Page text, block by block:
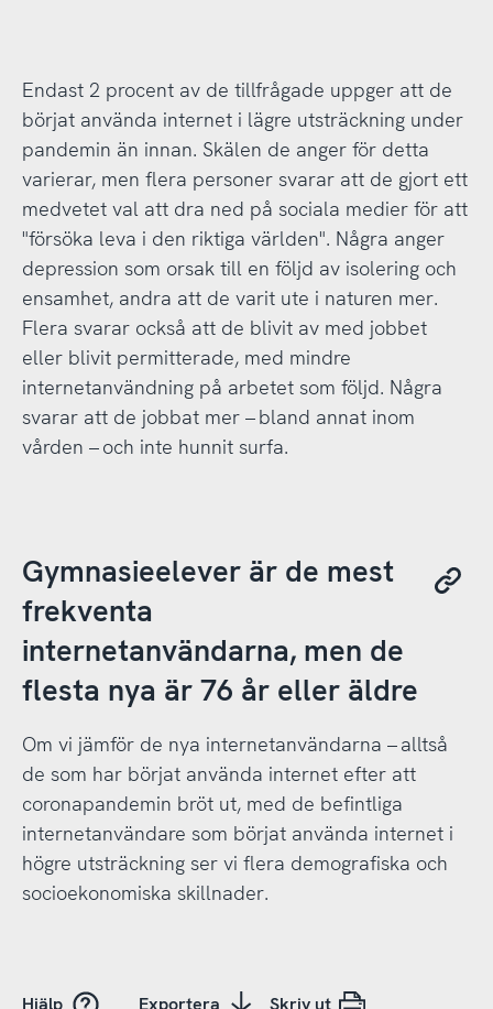
Endast 2 procent av de tillfrågade uppger att de
börjat använda internet i lägre utsträckning under
pandemin än innan. Skälen de anger för detta
varierar, men flera personer svarar att de gjort ett
medvetet val att dra ned på sociala medier för att
"försöka leva i den riktiga världen". Några anger
depression som orsak till en följd av isolering och
ensamhet, andra att de varit ute i naturen mer.
Flera svarar också att de blivit av med jobbet
eller blivit permitterade, med mindre
internetanvändning på arbetet som följd. Några
svarar att de jobbat mer – bland annat inom
vården – och inte hunnit surfa.
Gymnasieelever är de mest
frekventa
internetanvändarna, men de
flesta nya är 76 år eller äldre
Om vi jämför de nya internetanvändarna – alltså
de som har börjat använda internet efter att
coronapandemin bröt ut, med de befintliga
internetanvändare som börjat använda internet i
högre utsträckning ser vi flera demografiska och
socioekonomiska skillnader.
Hjälp Exportera Skriv ut